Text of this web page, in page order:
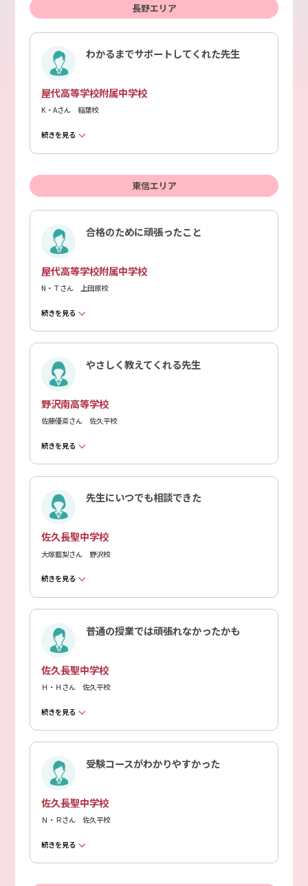
長野エリア
わかるまでサポートしてくれた先生
屋代高等学校附属中学校
K・Aさん 稲葉校
続きを見る
東信エリア
合格のために頑張ったこと
屋代高等学校附属中学校
N・Ｔさん 上田原校
続きを見る
やさしく教えてくれる先生
野沢南高等学校
佐藤優菜さん 佐久平校
続きを見る
先生にいつでも相談できた
佐久長聖中学校
大塚藍梨さん 野沢校
続きを見る
普通の授業では頑張れなかったかも
佐久長聖中学校
Ｈ・Ｈさん 佐久平校
続きを見る
受験コースがわかりやすかった
佐久長聖中学校
Ｎ・Ｒさん 佐久平校
続きを見る